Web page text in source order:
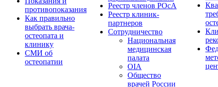
противопоказания
Как правильно
выбрать врача-
остеопата и
клинику
СМИ об
остеопатии
Реестр членов РОсА
Реестр клиник-
партнеров
Сотрудничество
Национальная
медицинская
палата
OIA
Общество
врачей России